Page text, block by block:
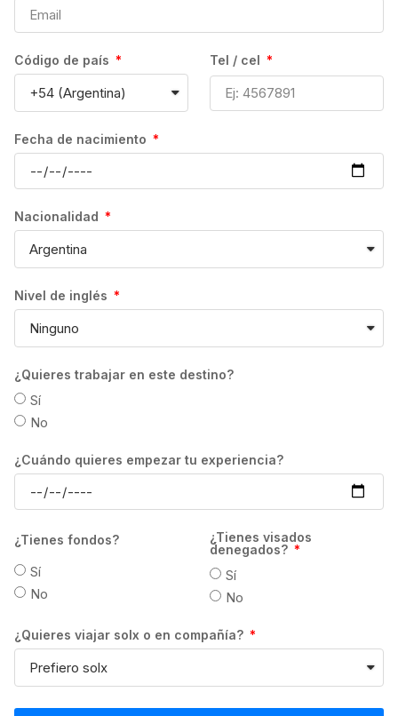
información antes de proceder con la
reserva.
VACACIONES:El número de días de
vacaciones que tendrás va a depender, en
todo caso, de la escuela en cuestión; así
como del Departamento de Inmigración
CANCELACIONES:
establecidas por cada una de las escuelas.
de semanas contratadas, así como del perfil
de cada estudiante. En todo caso, la
devolución se efectuará en la moneda local
del destino, por lo que el importe devuelto al
correrán a cuenta del estudiante. GrowPro
ningún caso, de la devolución del importe ya
determina retener el pago de matrícula en
concepto de gastos de gestión atendiendo a
sus propias condiciones. Asimismo, el plazo
cada una de las escuelas.
Código de país Tel / cel
Fecha de nacimiento
Nacionalidad
Nivel de inglés
¿Quieres trabajar en este destino?
Sí
No
¿Cuándo quieres empezar tu experiencia?
¿Tienes fondos?
Sí
No
¿Tienes visados
denegados?
Sí
No
¿Quieres viajar solx o en compañía?